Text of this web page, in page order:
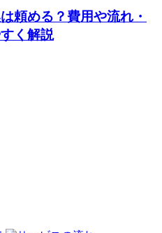
頼める？費用や流れ・
く解説